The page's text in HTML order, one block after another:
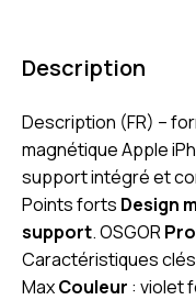
Description
Description (FR) –
magnétique Apple
support intégré et
Points forts Design
support. OSGOR
Caractéristiques clés
MaxCouleur : violet